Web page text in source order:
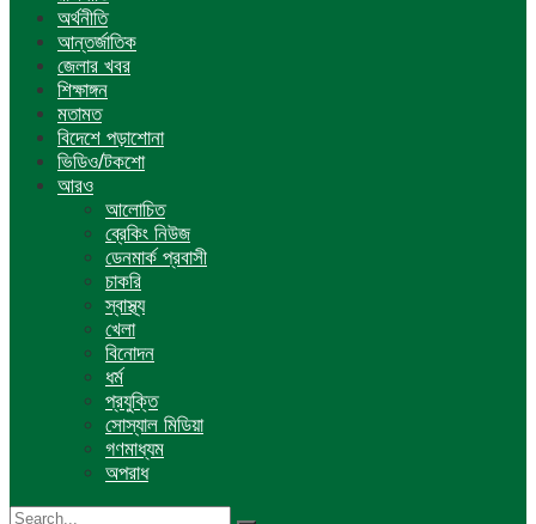
অর্থনীতি
আন্তর্জাতিক
জেলার খবর
শিক্ষাঙ্গন
মতামত
বিদেশে পড়াশোনা
ভিডিও/টকশো
আরও
আলোচিত
ব্রেকিং নিউজ
ডেনমার্ক প্রবাসী
চাকরি
স্বাস্থ্য
খেলা
বিনোদন
ধর্ম
প্রযুক্তি
সোস্যাল মিডিয়া
গণমাধ্যম
অপরাধ